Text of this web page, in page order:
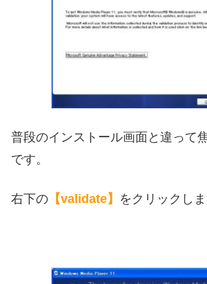
普段のインストール画面と違って
です。
右下の 【validate】 をクリックしま